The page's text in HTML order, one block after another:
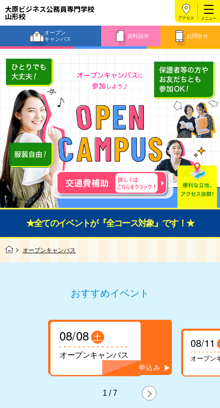
大原ビジネス公務員専門学校
山形校
オープン
キャンパス
資料請求 お問合せ
アクセス
★全てのイベントが『全コース対象』です！★
オープンキャンパス
おすすめイベント
08/08 土
オープンキャンパス
08/11
オープン
1 /7